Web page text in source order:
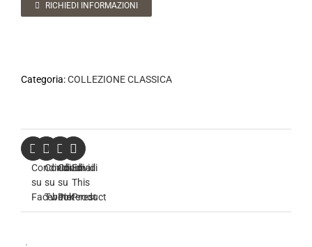
RICHIEDI INFORMAZIONI
Categoria:COLLEZIONE CLASSICA
Condividi
su
Facebook
Condividi
su
Twitter
Condividi
su
Pinterest
Email
This
Product